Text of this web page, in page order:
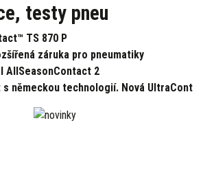
testy pneu
TS 870 P
záruka pro pneumatiky
AllSeasonContact 2
s německou technologií. Nová